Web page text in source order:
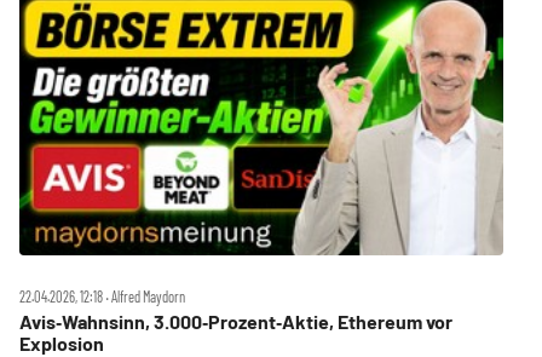
22.04.2026, 12:18 ‧ Alfred Maydorn
Avis‑Wahnsinn, 3.000‑Prozent‑Aktie, Ethereum vor
Explosion